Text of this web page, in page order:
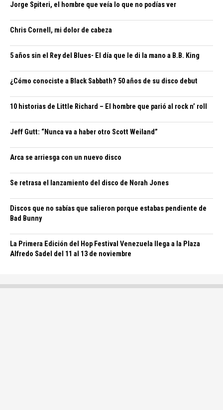
Jorge Spiteri, el hombre que veía lo que no podías ver
Chris Cornell, mi dolor de cabeza
5 años sin el Rey del Blues- El día que le di la mano a B.B. King
¿Cómo conociste a Black Sabbath? 50 años de su disco debut
10 historias de Little Richard – El hombre que parió al rock n’ roll
Jeff Gutt: “Nunca va a haber otro Scott Weiland”
Arca se arriesga con un nuevo disco
Se retrasa el lanzamiento del disco de Norah Jones
Discos que no sabías que salieron porque estabas pendiente de
Bad Bunny
La Primera Edición del Hop Festival Venezuela llega a la Plaza
Alfredo Sadel del 11 al 13 de noviembre